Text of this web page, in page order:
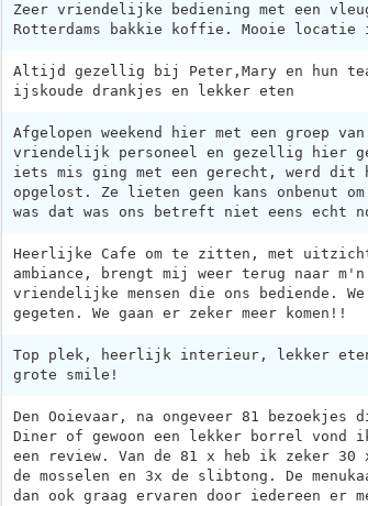
Zeer vriendelijke bediening met een
Rotterdams bakkie koffie. Mooie locatie
Altijd gezellig bij Peter,Mary en hun
ijskoude drankjes en lekker eten
Afgelopen weekend hier met een groep
vriendelijk personeel en gezellig hier
iets mis ging met een gerecht, werd dit
opgelost. Ze lieten geen kans onbenut
was dat was ons betreft niet eens echt
Heerlijke Cafe om te zitten, met
ambiance, brengt mij weer terug naar
vriendelijke mensen die ons bediende.
gegeten. We gaan er zeker meer komen!!
Top plek, heerlijk interieur, lekker eten
grote smile!
Den Ooievaar, na ongeveer 81 bezoekjes
Diner of gewoon een lekker borrel
een review. Van de 81 x heb ik zeker 30
de mosselen en 3x de slibtong. De
dan ook graag ervaren door iedereen er